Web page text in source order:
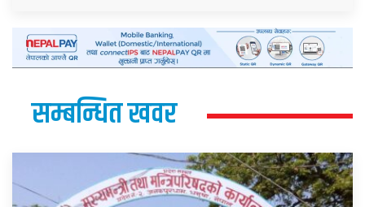
सम्बन्धित खवर